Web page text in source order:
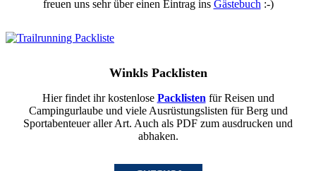
freuen uns sehr über einen Eintrag ins Gästebuch :-)
Winkls Packlisten
Hier findet ihr kostenlose Packlisten für Reisen und
Campingurlaube und viele Ausrüstungslisten für Berg und
Sportabenteuer aller Art. Auch als PDF zum ausdrucken und
abhaken.